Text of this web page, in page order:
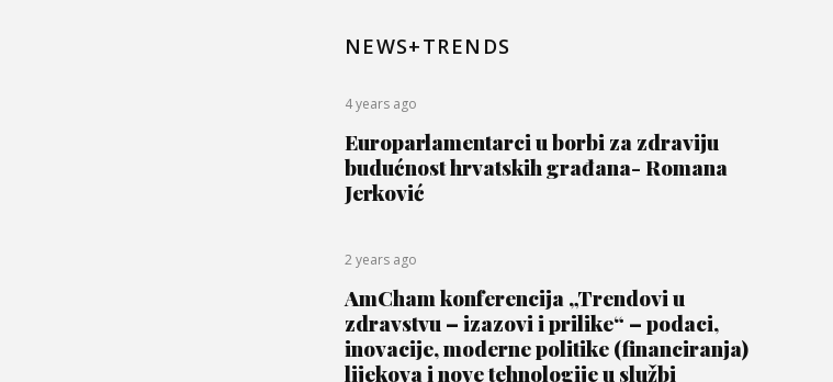
NEWS+TRENDS
4 years ago
Europarlamentarci u borbi za zdraviju
budućnost hrvatskih građana- Romana
Jerković
2 years ago
AmCham konferencija „Trendovi u
zdravstvu – izazovi i prilike“ – podaci,
inovacije, moderne politike (financiranja)
lijekova i nove tehnologije u službi